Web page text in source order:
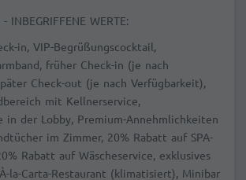
INBEGRIFFENE WERTE:
in, VIP-Begrüßungscocktail,
früher Check-in (je nach
Check-out (je nach Verfügbarkeit),
mit Kellnerservice,
in der Lobby, Premium-Annehmlichkeiten
im Zimmer, 20% Rabatt auf SPA-
Rabatt auf Wäscheservice, exklusives
la-Carta-Restaurant (klimatisiert), Minibar